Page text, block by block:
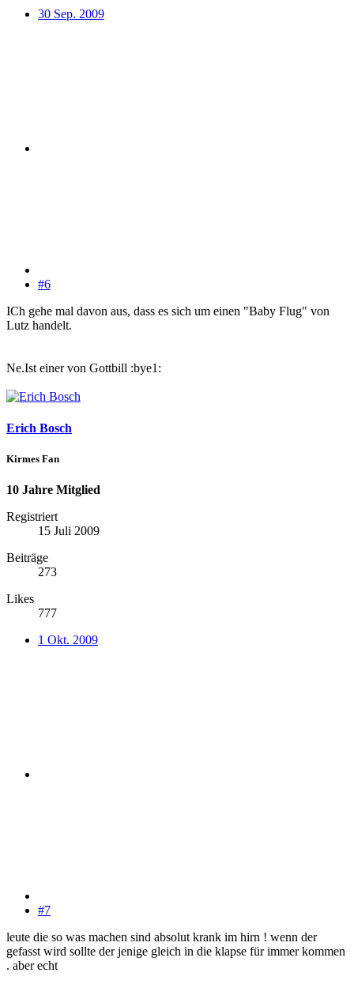
30 Sep. 2009
#6
ICh gehe mal davon aus, dass es sich um einen "Baby Flug" von
Lutz handelt.
Ne.Ist einer von Gottbill :bye1:
Erich Bosch
Kirmes Fan
10 Jahre Mitglied
Registriert
15 Juli 2009
Beiträge
273
Likes
777
1 Okt. 2009
#7
leute die so was machen sind absolut krank im hirn ! wenn der
gefasst wird sollte der jenige gleich in die klapse für immer kommen
. aber echt